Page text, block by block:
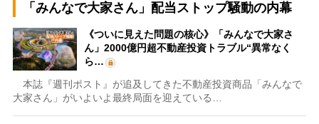
「みんなで大家さん」配当ストップ騒動の内幕
《ついに見えた問題の核心》「みんなで大家さ
ん」2000億円超不動産投資トラブル“異常なく
ら…
本誌『週刊ポスト』が追及してきた不動産投資商品「みんなで
大家さん」がいよいよ最終局面を迎えている…